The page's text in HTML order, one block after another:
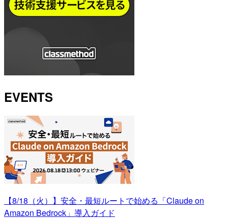
EVENTS
【8/18（火）】安全・最短ルートで始める「Claude on
Amazon Bedrock」導入ガイド